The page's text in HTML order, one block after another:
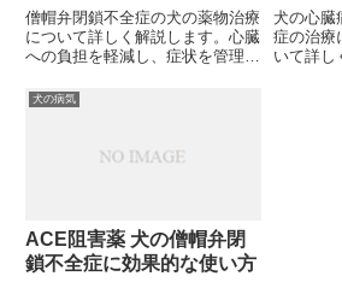
僧帽弁閉鎖不全症の犬の薬物治療
について詳しく解説します。心臓
への負担を軽減し、症状を管理す
果、注意点を紹介します。愛犬の
健康を守るために、どのような薬
犬の心臓
症の治療
いて詳し
犬の病気
ACE阻害薬 犬の僧帽弁閉
鎖不全症に効果的な使い方